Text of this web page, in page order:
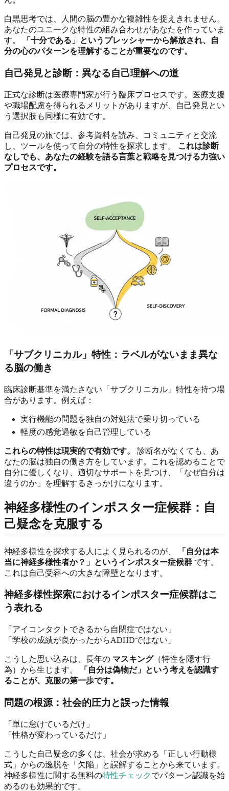
白黒思考では、人間の脳の豊かな複雑性を捉えきれません。
あなたのユニークな特性の組み合わせがあなたを作っていま
す。
「十分である」というプレッシャーから解放され、自
分の心のパターンを理解することが重要なのです。
自己発見と診断：異なる自己理解への道
正式な診断は医療専門家が行う臨床プロセスです。医療支援
や職場配慮を得られるメリットがありますが、自己発見とい
う選択肢も同様に有効です。
自己発見の旅では、参考資料を読み、コミュニティと交流
し、ツールを使って自分の特性を探求します。
これは診断
なしでも、あなたの経験を語る言葉と戦略を見つける力強い
プロセスです。
「サブクリニカル」特性：ラベルがないまま異な
る脳の働き
臨床診断基準を満たさない「サブクリニカル」特性を持つ場
合があります。例えば：
実行機能の問題を独自の対処法で乗り切っている
軽度の感覚過敏を自己管理している
これらの特性は現実的で有効です。
診断名がなくても、あ
なたの脳は独自の働き方をしています。これを認めることで
自分に優しくなり、適切なサポートを見つけ、「なぜ自分は
違うのか」を理解するきっかけになります。
神経多様性のインポスター症候群：自
己疑念を克服する
神経多様性を探求する人によく見られるのが、
「自分は本
当に神経多様性者か？」というインポスター症候群 です。
これは自己受容への大きな障壁となります。
神経多様性探索におけるインポスター症候群はこ
う表れる
「アイコンタクトできるから自閉症ではない」
「学校の成績が良かったからADHDではない」
こうした思い込みは、長年の マスキング（特性を隠す行
為）から生じます。
「自分は偽物だ」という考えを認識す
ることが、克服の第一歩です。
問題の根源：社会的圧力と誤った情報
「単に怠けているだけ」
「性格が変わっているだけ」
こうした自己疑念の多くは、社会が求める「正しい行動様
式」からの逸脱を「欠陥」と誤解することから来ています。
神経多様性に関する無料の特性チェック でパターン認識を始
めるのも効果的です。